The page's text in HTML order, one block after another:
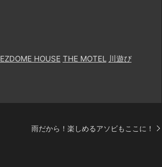
EZDOME HOUSE THE MOTEL 川遊び
雨だから！楽しめるアソビもここに！